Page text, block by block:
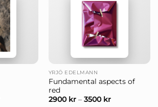
YRJÖ EDELMANN
Fundamental aspects of
red
2900 kr– 3500 kr